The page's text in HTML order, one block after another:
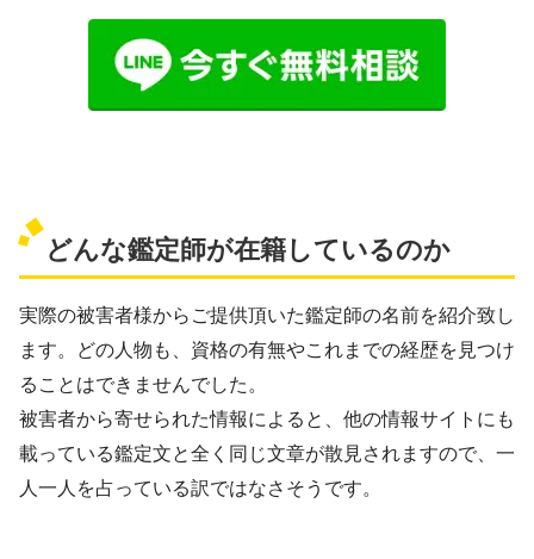
どんな鑑定師が在籍しているのか
実際の被害者様からご提供頂いた鑑定師の名前を紹介致し
ます。どの人物も、資格の有無やこれまでの経歴を見つけ
ることはできませんでした。
被害者から寄せられた情報によると、他の情報サイトにも
載っている鑑定文と全く同じ文章が散見されますので、一
人一人を占っている訳ではなさそうです。